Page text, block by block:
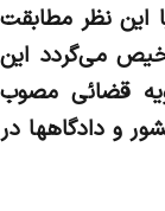
که با این نظر مطابقت
می‌گردد این
قضائی مصوب
کشور و دادگاهها در